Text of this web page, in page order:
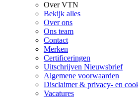
Over VTN
Bekijk alles
Over ons
Ons team
Contact
Merken
Certificeringen
Uitschrijven Nieuwsbrief
Algemene voorwaarden
Disclaimer & privacy- en
Vacatures